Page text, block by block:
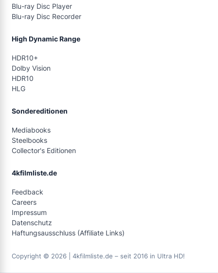
Blu-ray Disc Player
Blu-ray Disc Recorder
High Dynamic Range
HDR10+
Dolby Vision
HDR10
HLG
Sondereditionen
Mediabooks
Steelbooks
Collector's Editionen
4kfilmliste.de
Feedback
Careers
Impressum
Datenschutz
Haftungsausschluss (Affiliate Links)
Copyright © 2026 | 4kfilmliste.de – seit 2016 in Ultra HD!